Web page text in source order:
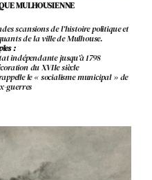
MULHOUSIENNE
scansions de l’histoire politique et
de la ville de Mulhouse.
:
indépendante jusqu’à 1798
du XVIIe siècle
le « socialisme municipal » de
guerres